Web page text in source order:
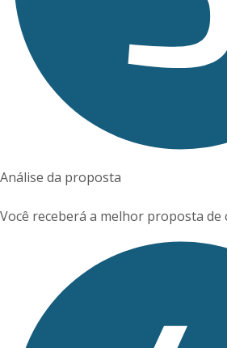
Análise da proposta
Você receberá a melhor proposta de